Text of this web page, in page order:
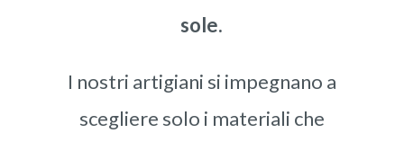
sole.
I nostri artigiani si impegnano a
scegliere solo i materiali che